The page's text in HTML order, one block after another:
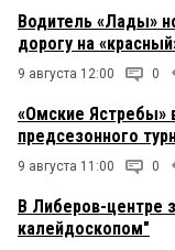
Водитель «Лады»
дорогу на
9 августа 12:00 0
«Омские Ястребы»
предсезонного
9 августа 11:00 0
В Либеров-центре
калейдоскопом"